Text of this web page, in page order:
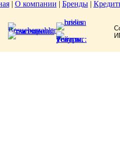
| О компании | Бренды |